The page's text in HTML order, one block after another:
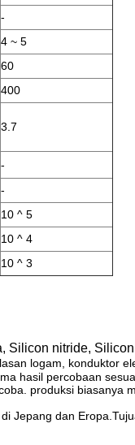
-
4 ~ 5
60
400
3.7
-
-
10 ^ 5
10 ^ 4
10 ^ 3
Silicon nitride,
logam, konduktor
hasil percobaan
produksi biasanya
Jepang dan